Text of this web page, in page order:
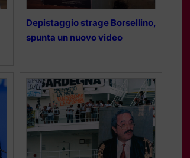
Depistaggio strage Borsellino,
spunta un nuovo video